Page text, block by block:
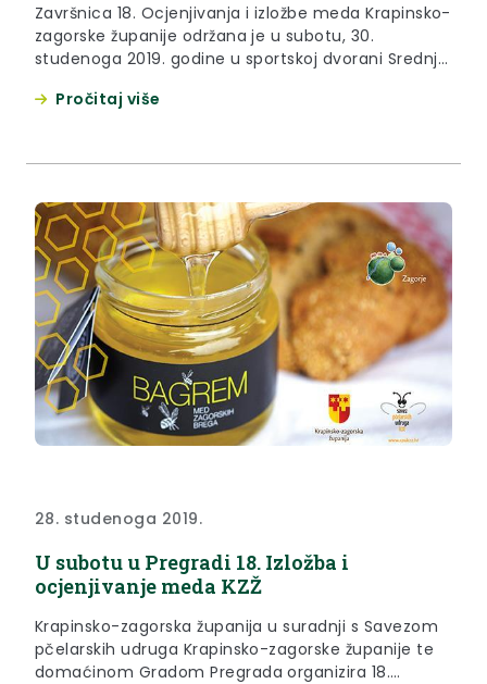
Završnica 18. Ocjenjivanja i izložbe meda Krapinsko-
zagorske županije održana je u subotu, 30.
studenoga 2019. godine u sportskoj dvorani Srednje
Pročitaj više
28. studenoga 2019.
U subotu u Pregradi 18. Izložba i
ocjenjivanje meda KZŽ
Krapinsko-zagorska županija u suradnji s Savezom
pčelarskih udruga Krapinsko-zagorske županije te
domaćinom Gradom Pregrada organizira 18.